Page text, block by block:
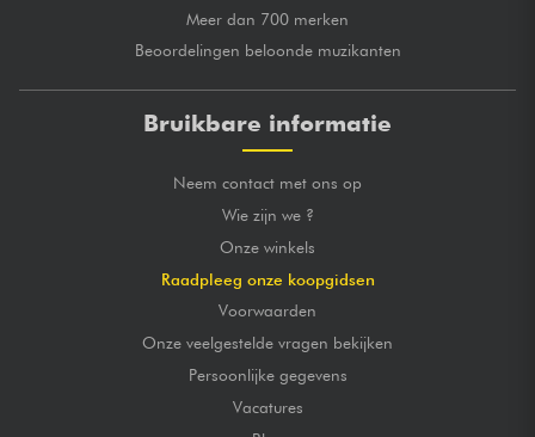
Meer dan 700 merken
Beoordelingen beloonde muzikanten
Bruikbare informatie
Neem contact met ons op
Wie zijn we ?
Onze winkels
Raadpleeg onze koopgidsen
Voorwaarden
Onze veelgestelde vragen bekijken
Persoonlijke gegevens
Vacatures